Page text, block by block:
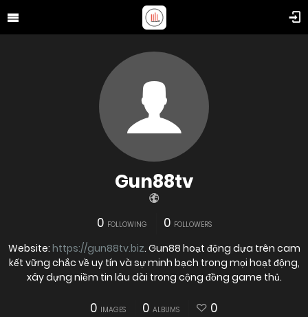
Gun88tv
0 FOLLOWING 0 FOLLOWERS
Website: https://gun88tv.biz. Gun88 hoạt động dựa trên cam
kết vững chắc về uy tín và sự minh bạch trong mọi hoạt động,
xây dựng niềm tin lâu dài trong cộng đồng game thủ.
0 IMAGES 0 ALBUMS 0